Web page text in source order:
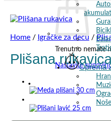
Oprema
Trenutno nemate
Nastavite
Home / Igračke za decu /
Plišana